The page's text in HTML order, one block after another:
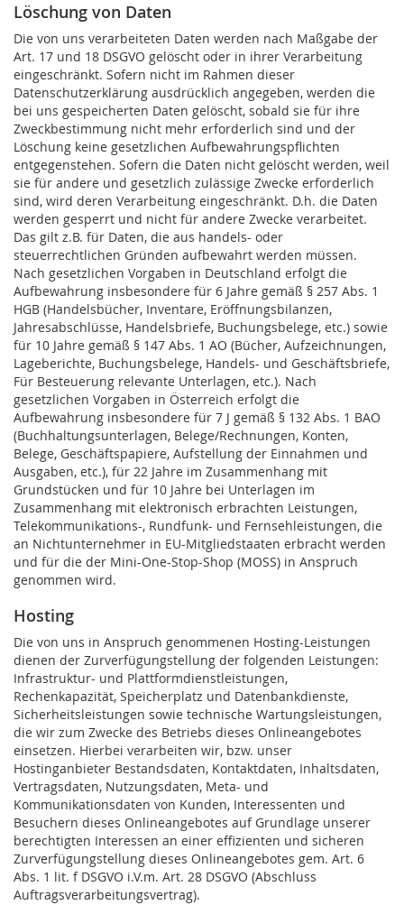
Löschung von Daten
Die von uns verarbeiteten Daten werden nach Maßgabe der
Art. 17 und 18 DSGVO gelöscht oder in ihrer Verarbeitung
eingeschränkt. Sofern nicht im Rahmen dieser
Datenschutzerklärung ausdrücklich angegeben, werden die
bei uns gespeicherten Daten gelöscht, sobald sie für ihre
Zweckbestimmung nicht mehr erforderlich sind und der
Löschung keine gesetzlichen Aufbewahrungspflichten
entgegenstehen. Sofern die Daten nicht gelöscht werden, weil
sie für andere und gesetzlich zulässige Zwecke erforderlich
sind, wird deren Verarbeitung eingeschränkt. D.h. die Daten
werden gesperrt und nicht für andere Zwecke verarbeitet.
Das gilt z.B. für Daten, die aus handels- oder
steuerrechtlichen Gründen aufbewahrt werden müssen.
Nach gesetzlichen Vorgaben in Deutschland erfolgt die
Aufbewahrung insbesondere für 6 Jahre gemäß § 257 Abs. 1
HGB (Handelsbücher, Inventare, Eröffnungsbilanzen,
Jahresabschlüsse, Handelsbriefe, Buchungsbelege, etc.) sowie
für 10 Jahre gemäß § 147 Abs. 1 AO (Bücher, Aufzeichnungen,
Lageberichte, Buchungsbelege, Handels- und Geschäftsbriefe,
Für Besteuerung relevante Unterlagen, etc.). Nach
gesetzlichen Vorgaben in Österreich erfolgt die
Aufbewahrung insbesondere für 7 J gemäß § 132 Abs. 1 BAO
(Buchhaltungsunterlagen, Belege/Rechnungen, Konten,
Belege, Geschäftspapiere, Aufstellung der Einnahmen und
Ausgaben, etc.), für 22 Jahre im Zusammenhang mit
Grundstücken und für 10 Jahre bei Unterlagen im
Zusammenhang mit elektronisch erbrachten Leistungen,
Telekommunikations-, Rundfunk- und Fernsehleistungen, die
an Nichtunternehmer in EU-Mitgliedstaaten erbracht werden
und für die der Mini-One-Stop-Shop (MOSS) in Anspruch
genommen wird.
Hosting
Die von uns in Anspruch genommenen Hosting-Leistungen
dienen der Zurverfügungstellung der folgenden Leistungen:
Infrastruktur- und Plattformdienstleistungen,
Rechenkapazität, Speicherplatz und Datenbankdienste,
Sicherheitsleistungen sowie technische Wartungsleistungen,
die wir zum Zwecke des Betriebs dieses Onlineangebotes
einsetzen. Hierbei verarbeiten wir, bzw. unser
Hostinganbieter Bestandsdaten, Kontaktdaten, Inhaltsdaten,
Vertragsdaten, Nutzungsdaten, Meta- und
Kommunikationsdaten von Kunden, Interessenten und
Besuchern dieses Onlineangebotes auf Grundlage unserer
berechtigten Interessen an einer effizienten und sicheren
Zurverfügungstellung dieses Onlineangebotes gem. Art. 6
Abs. 1 lit. f DSGVO i.V.m. Art. 28 DSGVO (Abschluss
Auftragsverarbeitungsvertrag).